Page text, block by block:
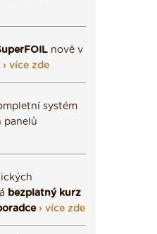
nově v
› více zde
systém
panelů
bezplatný kurz
› více zde